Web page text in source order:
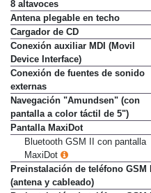
8 altavoces
Antena plegable en techo
Cargador de CD
Conexión auxiliar MDI (Movil
Device Interface)
Conexión de fuentes de sonido
externas
Navegación "Amundsen" (con
pantalla a color táctil de 5")
Pantalla MaxiDot
Bluetooth GSM II con pantalla
MaxiDot
Preinstalación de teléfono GSM I
(antena y cableado)